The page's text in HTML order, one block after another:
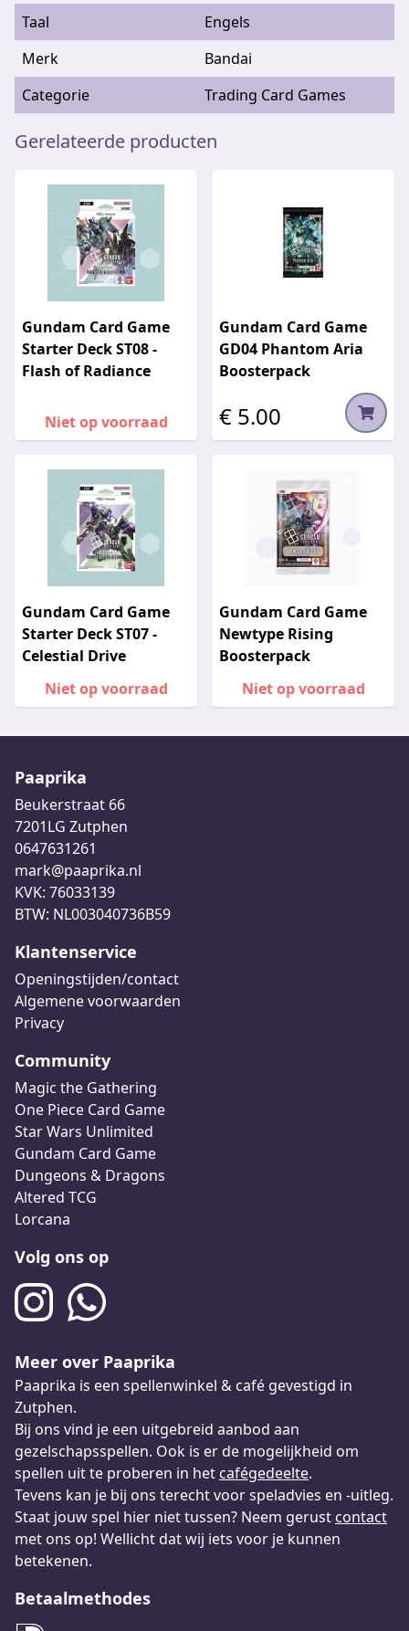
Taal
Engels
Merk
Bandai
Categorie
Trading Card Games
Gerelateerde producten
Gundam Card Game
Starter Deck ST08 -
Flash of Radiance
Niet op voorraad
Gundam Card Game
GD04 Phantom Aria
Boosterpack
€ 5.00
Gundam Card Game
Starter Deck ST07 -
Celestial Drive
Niet op voorraad
Gundam Card Game
Newtype Rising
Boosterpack
Niet op voorraad
Paaprika
Beukerstraat 66
7201LG Zutphen
0647631261
mark@paaprika.nl
KVK: 76033139
BTW: NL003040736B59
Klantenservice
Openingstijden/contact
Algemene voorwaarden
Privacy
Community
Magic the Gathering
One Piece Card Game
Star Wars Unlimited
Gundam Card Game
Dungeons & Dragons
Altered TCG
Lorcana
Volg ons op
Meer over Paaprika
Paaprika is een spellenwinkel & café gevestigd in
Zutphen.
Bij ons vind je een uitgebreid aanbod aan
gezelschapsspellen. Ook is er de mogelijkheid om
spellen uit te proberen in het cafégedeelte.
Tevens kan je bij ons terecht voor speladvies en -uitleg.
Staat jouw spel hier niet tussen? Neem gerust contact
met ons op! Wellicht dat wij iets voor je kunnen
betekenen.
Betaalmethodes